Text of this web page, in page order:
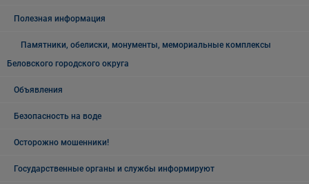
Полезная информация
Памятники, обелиски, монументы, мемориальные комплексы
Беловского городского округа
Объявления
Безопасность на воде
Осторожно мошенники!
Государственные органы и службы информируют